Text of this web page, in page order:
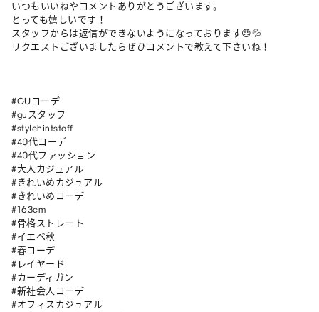
いつもいいねやコメントありがとうございます。
とっても嬉しいです！
スタッフからは返信ができないようになっております😞💦
リクエストございましたらぜひコメントで教えて下さいね！
#GUコーデ
#guスタッフ
#stylehintstaff
#40代コーデ
#40代ファッション
#大人カジュアル
#きれいめカジュアル
#きれいめコーデ
#163cm
#骨格ストレート
#イエベ秋
#春コーデ
#レイヤード
#カーディガン
#新社会人コーデ
#オフィスカジュアル